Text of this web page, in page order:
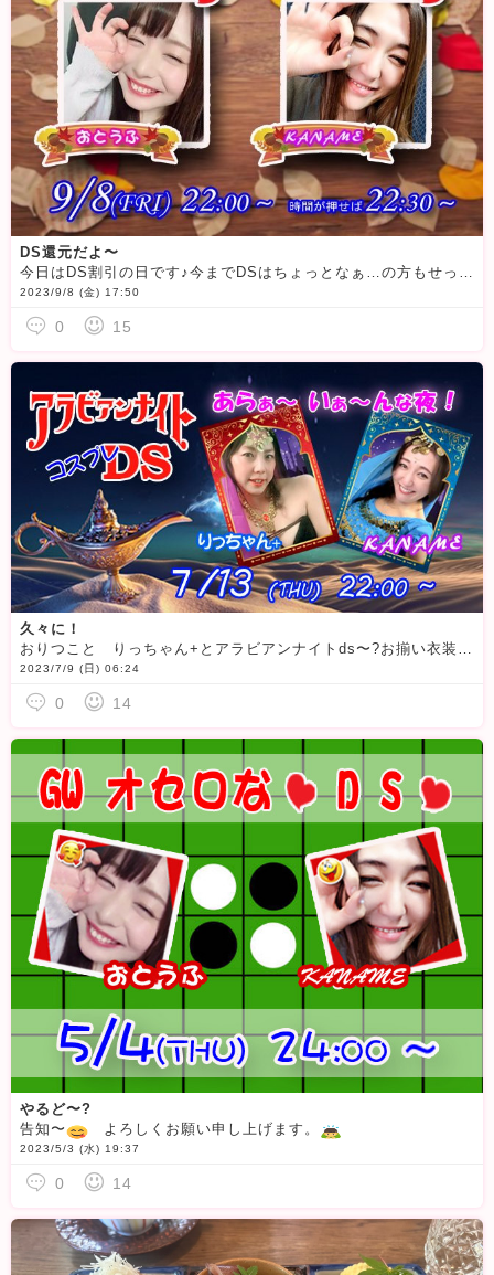
DS還元だよ〜
今日はDS割引の日です♪今までDSはちょっとなぁ…の方もせっかくですので是非お試しください?可愛い可愛いおとうふちゃんと首をなが〜くして待ってまーす♪
2023/9/8 (金) 17:50
0 15
久々に！
2023/7/9 (日) 06:24
0 14
やるど〜?
告知〜
よろしくお願い申し上げます。
2023/5/3 (水) 19:37
0 14